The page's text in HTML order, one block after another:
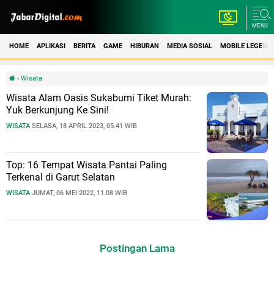
MENU
HOME APLIKASI BERITA GAME HIBURAN MEDIA SOSIAL MOBILE
› Wisata
Wisata Alam Oasis Sukabumi Tiket Murah:
Yuk Berkunjung Ke Sini!
WISATA SELASA, 18 APRIL 2023, 05.41 WIB
Top: 16 Tempat Wisata Pantai Paling
Terkenal di Garut Selatan
WISATA JUMAT, 06 MEI 2022, 11.08 WIB
Postingan Lama